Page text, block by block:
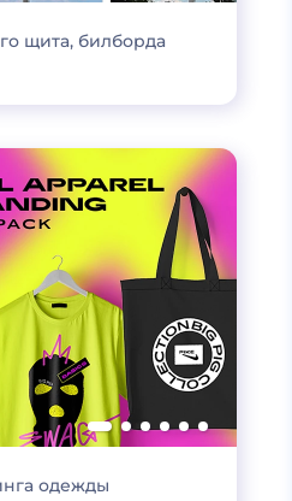
щита, билборда
одежды